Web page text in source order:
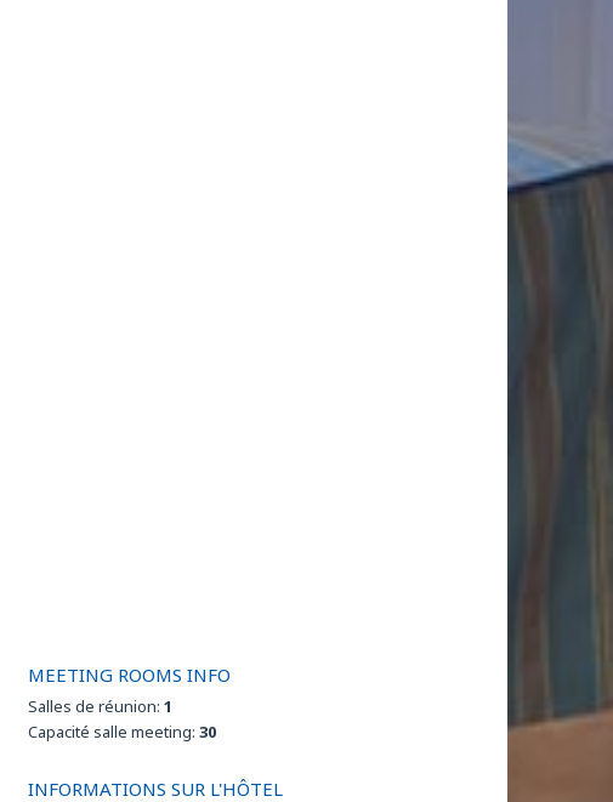
MEETING ROOMS INFO
Salles de réunion:1
Capacité salle meeting:30
INFORMATIONS SUR L'HÔTEL